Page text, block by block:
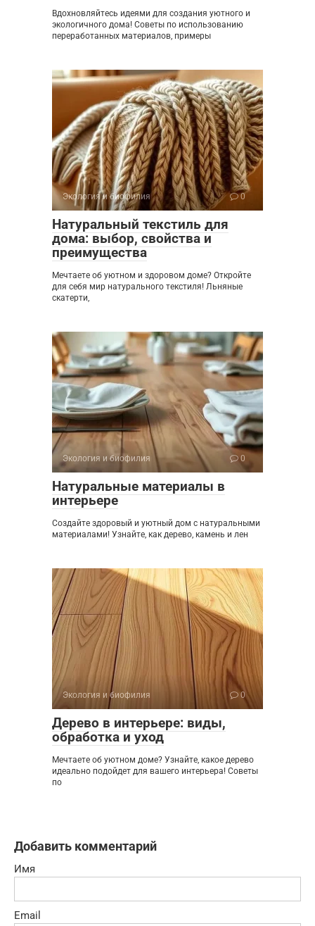
Вдохновляйтесь идеями для создания уютного и
экологичного дома! Советы по использованию
переработанных материалов, примеры
Экология и биофилия 0
Натуральный текстиль для
дома: выбор, свойства и
преимущества
Мечтаете об уютном и здоровом доме? Откройте
для себя мир натурального текстиля! Льняные
скатерти,
Экология и биофилия 0
Натуральные материалы в
интерьере
Создайте здоровый и уютный дом с натуральными
материалами! Узнайте, как дерево, камень и лен
Экология и биофилия 0
Дерево в интерьере: виды,
обработка и уход
Мечтаете об уютном доме? Узнайте, какое дерево
идеально подойдет для вашего интерьера! Советы
по
Добавить комментарий
Имя
Email